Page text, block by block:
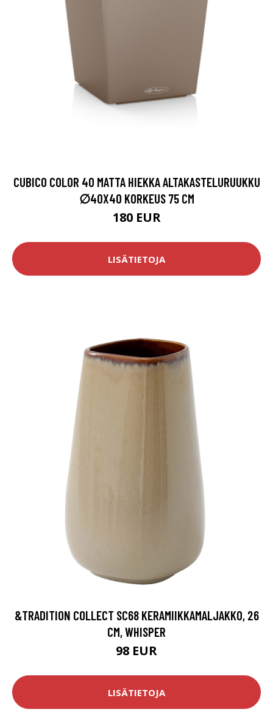
CUBICO COLOR 40 MATTA HIEKKA ALTAKASTELURUUKKU
∅40X40 KORKEUS 75 CM
180 EUR
LISÄTIETOJA
&TRADITION COLLECT SC68 KERAMIIKKAMALJAKKO, 26
CM, WHISPER
98 EUR
LISÄTIETOJA